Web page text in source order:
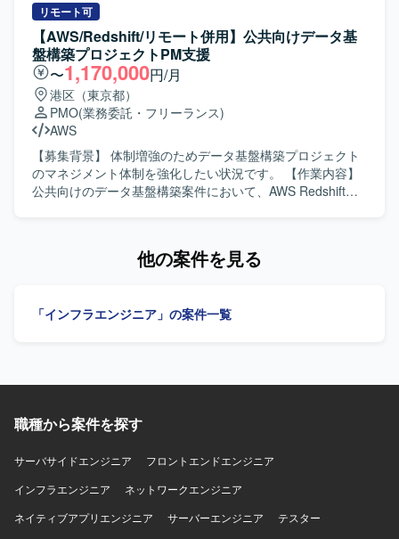
Secrets Manager、CloudWatch、S3、Route53などのサー
ビスを利用して構築を行います。 CI/CDには
CodePipeline、CodeBuild、CodeDeployを用い、インフラ
の自動化および監視運用の仕組みを整備します。
関係者と円滑にコミュニケーションを取りながら、ベンダ
ーコントロールや進行管理をリードしていただける方が望
ましいです。公共・官公庁領域での更改経験を活かしつ
つ、上流視点と現場調整力の両方を発揮していただける方
を歓迎いたします。 【ポジションの魅力】 公共・官公庁向
けの大規模インフラ更改プロジェクトにおいて、提案から
設計・構築まで一連の上流工程に深く関与できるポジショ
ンです。ネットワークとサーバー双方の知見を活かしなが
ら、中長期ロードマップ策定や入札・提案対応、ベンダー
コントロールなど、上流寄りの経験を幅広く積むことがで
きます。複数ベンダーが関与する環境での推進役として、
設計・構築および更改プロジェクトとなります。ネットワ
なかった要件をDatabricksで実現するため、本番適用に向け
た運用設計およびインフラ基盤構築を行っていただきま
す。 具体的には、各サービス開発者に対するDatabricks移
行に向けた支援や各種調整、Databricks環境での運用設計お
よび運用手順書の作成、AWSおよびTerraform等を用いたイ
ンフラ基盤環境の構築などを実施していただきます。 【求
める人物像】 関係部署や開発者とのコミュニケーションを
円滑に行いながら、主体的に課題整理と調整を進めていた
だける方を求めております。 【ポジションの魅力】
Databricksを中心とした最新のデータ処理基盤の設計・構築
に携わることができ、大規模分散処理基盤の知見を深める
境】 Databricks, AWS, Terraform などを用いたデータ処理
リモート可
【AWS/Redshift/リモート併用】公共向けデータ基
盤構築プロジェクトPM支援
〜1,170,000円/月
港区（東京都）
PMO(業務委託・フリーランス)
AWS
【募集背景】 体制増強のためデータ基盤構築プロジェクト
のマネジメント体制を強化したい状況です。 【作業内容】
公共向けのデータ基盤構築案件において、AWS Redshiftを
化などデータ基盤関連の設計フェーズにおける体制マネジ
ーとの調整を主体的かつ円滑に進めていただける方を求め
共向けの大規模データ基盤構築に上流から関わることがで
ながらPM領域の経験を深めていただけます。PM代理とし
できる環境です。 【開発環境】 AWS上でのデータレイクお
など）を用いた環境を想定しています。
他の案件を見る
「インフラエンジニア」の案件一覧
職種から案件を探す
サーバサイドエンジニア
フロントエンドエンジニア
インフラエンジニア
ネットワークエンジニア
ネイティブアプリエンジニア
サーバーエンジニア
テスター